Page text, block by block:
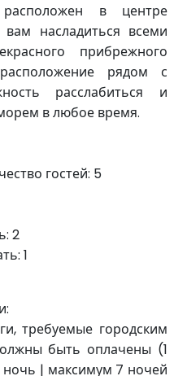
в центре
насладиться всеми
прибрежного
рядом с
расслабиться и
в любое время.
гостей: 5
2
1
требуемые городским
быть оплачены (1
ночь | максимум 7 ночей